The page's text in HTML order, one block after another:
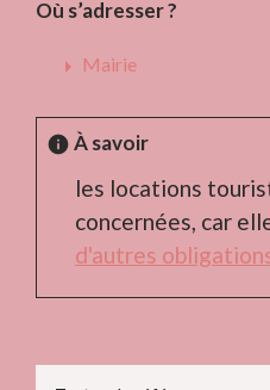
Où s’adresser ?
arrow_right Mairie
info À savoir
les locations
concernées, car
d'autres